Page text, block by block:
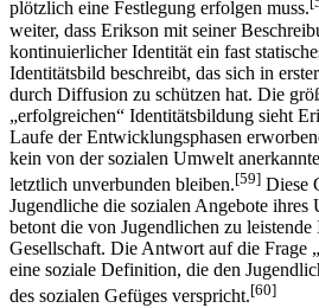
plötzlich eine Festlegung erfolgen muss.
weiter, dass Erikson mit seiner
kontinuierlicher Identität ein fast
Identitätsbild beschreibt, das sich in
durch Diffusion zu schützen hat. Die
„erfolgreichen“ Identitätsbildung sieht
Laufe der Entwicklungsphasen
kein von der sozialen Umwelt
letztlich unverbunden bleiben.[59] Diese
Jugendliche die sozialen Angebote ihres
betont die von Jugendlichen zu
Gesellschaft. Die Antwort auf die Frage
eine soziale Definition, die den
des sozialen Gefüges verspricht.[60]